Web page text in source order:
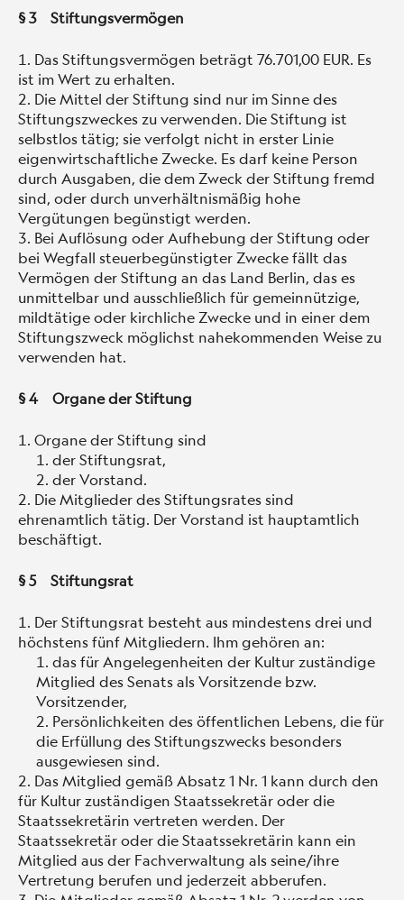
§ 3 Stiftungsvermögen
Das Stiftungsvermögen beträgt 76.701,00 EUR. Es
ist im Wert zu erhalten.
Die Mittel der Stiftung sind nur im Sinne des
Stiftungszweckes zu verwenden. Die Stiftung ist
selbstlos tätig; sie verfolgt nicht in erster Linie
eigenwirtschaftliche Zwecke. Es darf keine Person
durch Ausgaben, die dem Zweck der Stiftung fremd
sind, oder durch unverhältnismäßig hohe
Vergütungen begünstigt werden.
Bei Auflösung oder Aufhebung der Stiftung oder
bei Wegfall steuerbegünstigter Zwecke fällt das
Vermögen der Stiftung an das Land Berlin, das es
unmittelbar und ausschließlich für gemeinnützige,
mildtätige oder kirchliche Zwecke und in einer dem
Stiftungszweck möglichst nahekommenden Weise zu
verwenden hat.
§ 4 Organe der Stiftung
Organe der Stiftung sind
der Stiftungsrat,
der Vorstand.
Die Mitglieder des Stiftungsrates sind
ehrenamtlich tätig. Der Vorstand ist hauptamtlich
beschäftigt.
§ 5 Stiftungsrat
Der Stiftungsrat besteht aus mindestens drei und
höchstens fünf Mitgliedern. Ihm gehören an:
das für Angelegenheiten der Kultur zuständige
Mitglied des Senats als Vorsitzende bzw.
Vorsitzender,
Persönlichkeiten des öffentlichen Lebens, die für
die Erfüllung des Stiftungszwecks besonders
ausgewiesen sind.
Das Mitglied gemäß Absatz 1 Nr. 1 kann durch den
für Kultur zuständigen Staatssekretär oder die
Staatssekretärin vertreten werden. Der
Staatssekretär oder die Staatssekretärin kann ein
Mitglied aus der Fachverwaltung als seine/ihre
Vertretung berufen und jederzeit abberufen.